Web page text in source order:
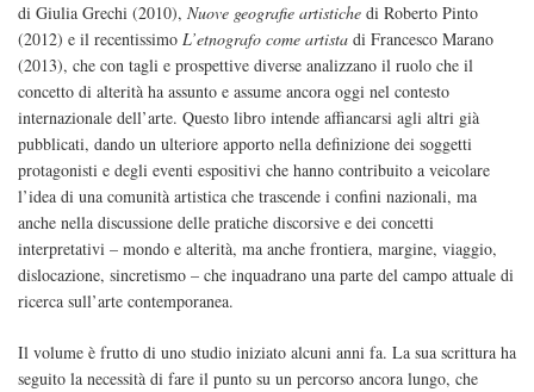
di Giulia Grechi (2010), Nuove geografie artistiche di Roberto Pinto
(2012) e il recentissimo L’etnografo come artista di Francesco Marano
(2013), che con tagli e prospettive diverse analizzano il ruolo che il
concetto di alterità ha assunto e assume ancora oggi nel contesto
internazionale dell’arte. Questo libro intende affiancarsi agli altri già
pubblicati, dando un ulteriore apporto nella definizione dei soggetti
protagonisti e degli eventi espositivi che hanno contribuito a veicolare
l’idea di una comunità artistica che trascende i confini nazionali, ma
anche nella discussione delle pratiche discorsive e dei concetti
interpretativi – mondo e alterità, ma anche frontiera, margine, viaggio,
dislocazione, sincretismo – che inquadrano una parte del campo attuale di
ricerca sull’arte contemporanea.
Il volume è frutto di uno studio iniziato alcuni anni fa. La sua scrittura ha
seguito la necessità di fare il punto su un percorso ancora lungo, che